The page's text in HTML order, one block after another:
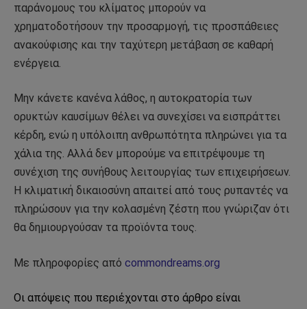
παράνομους του κλίματος μπορούν να
χρηματοδοτήσουν την προσαρμογή, τις προσπάθειες
ανακούφισης και την ταχύτερη μετάβαση σε καθαρή
ενέργεια.
Μην κάνετε κανένα λάθος, η αυτοκρατορία των
ορυκτών καυσίμων θέλει να συνεχίσει να εισπράττει
κέρδη, ενώ η υπόλοιπη ανθρωπότητα πληρώνει για τα
χάλια της. Αλλά δεν μπορούμε να επιτρέψουμε τη
συνέχιση της συνήθους λειτουργίας των επιχειρήσεων.
Η κλιματική δικαιοσύνη απαιτεί από τους ρυπαντές να
πληρώσουν για την κολασμένη ζέστη που γνώριζαν ότι
θα δημιουργούσαν τα προϊόντα τους.
Με πληροφορίες από commondreams.org
Οι απόψεις που περιέχονται στο άρθρο είναι